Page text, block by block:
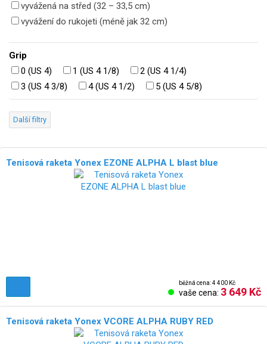
vyvážená na střed (32 – 33,5 cm)
vyvážení do rukojeti (méně jak 32 cm)
Grip
0 (US 4)
1 (US 4 1/8)
2 (US 4 1/4)
3 (US 4 3/8)
4 (US 4 1/2) 5 (US 4 5/8)
Další filtry
Tenisová raketa Yonex EZONE ALPHA L blast blue
běžná cena: 4 400 Kč
vaše cena: 3 649 Kč
Tenisová raketa Yonex VCORE ALPHA RUBY RED